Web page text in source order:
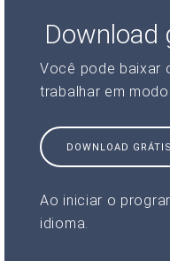
Download
Você pode baixar
trabalhar em
DOWNLOAD GRÁTIS
Ao iniciar o
idioma.